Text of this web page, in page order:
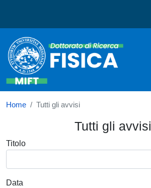
Home Tutti gli avvisi
Tutti gli avvisi
Titolo
Data